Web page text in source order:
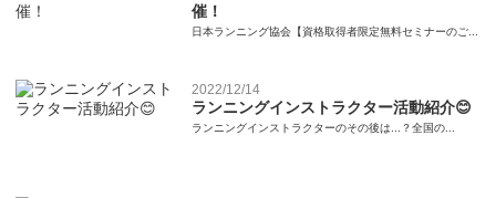
催！
日本ランニング協会【資格取得者限定無料セミナーのご...
2022/12/14
ランニングインストラクター活動紹介😊
ランニングインストラクターのその後は...？全国の...